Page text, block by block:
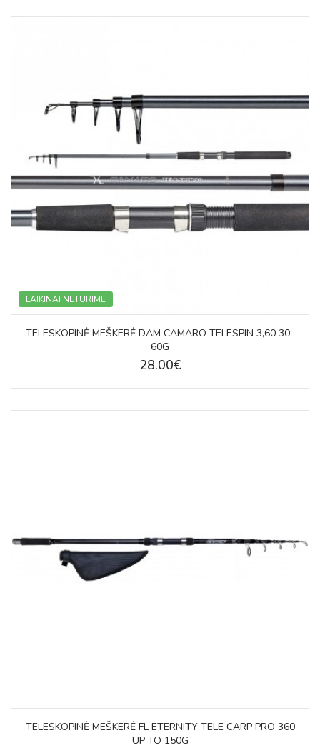
LAIKINAI NETURIME
TELESKOPINĖ MEŠKERĖ DAM CAMARO TELESPIN 3,60 30-
60G
28.00€
TELESKOPINĖ MEŠKERĖ FL ETERNITY TELE CARP PRO 360
UP TO 150G